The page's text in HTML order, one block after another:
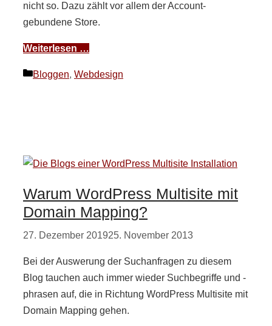
nicht so. Dazu zählt vor allem der Account-
gebundene Store.
Weiterlesen …
Kategorien
Bloggen, Webdesign
Warum WordPress Multisite mit
Domain Mapping?
27. Dezember 201925. November 2013
Bei der Auswerung der Suchanfragen zu diesem
Blog tauchen auch immer wieder Suchbegriffe und -
phrasen auf, die in Richtung WordPress Multisite mit
Domain Mapping gehen.